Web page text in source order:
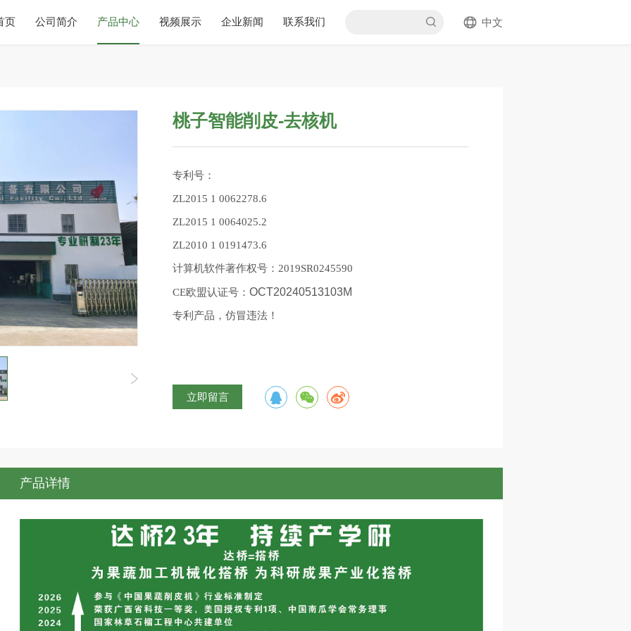
页 公司简介 产品中心 视频展示 企业新闻 联系我们 中文
桃子智能削皮-去核机
专利号：
ZL2015 1 0062278.6
ZL2015 1 0064025.2
ZL2010 1 0191473.6
计算机软件著作权号：2019SR0245590
CE欧盟认证号： OCT20240513103M
专利产品，仿冒违法！
立即留言
产品详情